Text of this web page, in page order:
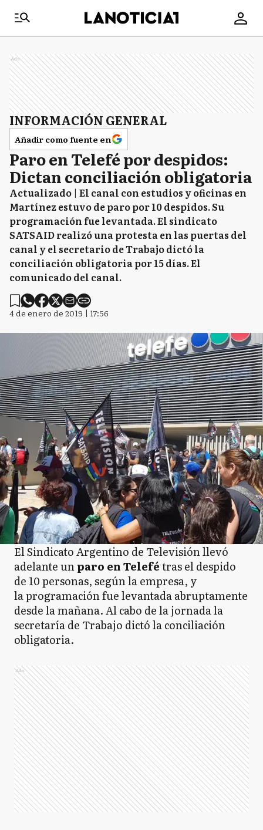
Ads
INFORMACIÓN GENERAL
Añadir como fuente en
Paro en Telefé por despidos:
Dictan conciliación obligatoria
Actualizado | El canal con estudios y oficinas en
Martínez estuvo de paro por 10 despidos. Su
programación fue levantada. El sindicato
SATSAID realizó una protesta en las puertas del
canal y el secretario de Trabajo dictó la
conciliación obligatoria por 15 días. El
comunicado del canal.
4 de enero de 2019 | 17:56
El Sindicato Argentino de Televisión llevó
adelante unparo en Telefétras el despido
de 10 personas, según la empresa, y
la programación fue levantada abruptamente
desde la mañana. Al cabo de la jornada la
secretaría de Trabajo dictó la conciliación
obligatoria.
Ads